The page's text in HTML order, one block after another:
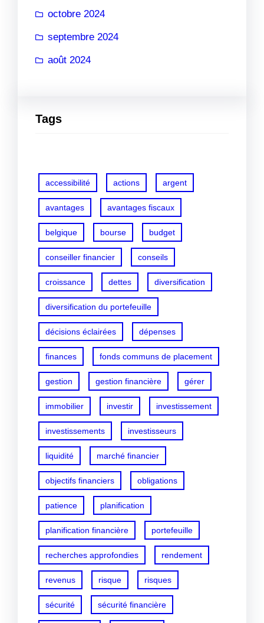
octobre 2024
septembre 2024
août 2024
Tags
accessibilité actions argent
avantages avantages fiscaux
belgique bourse budget
conseiller financier conseils
croissance dettes diversification
diversification du portefeuille
décisions éclairées dépenses
finances fonds communs de placement
gestion gestion financière gérer
immobilier investir investissement
investissements investisseurs
liquidité marché financier
objectifs financiers obligations
patience planification
planification financière portefeuille
recherches approfondies rendement
revenus risque risques
sécurité sécurité financière